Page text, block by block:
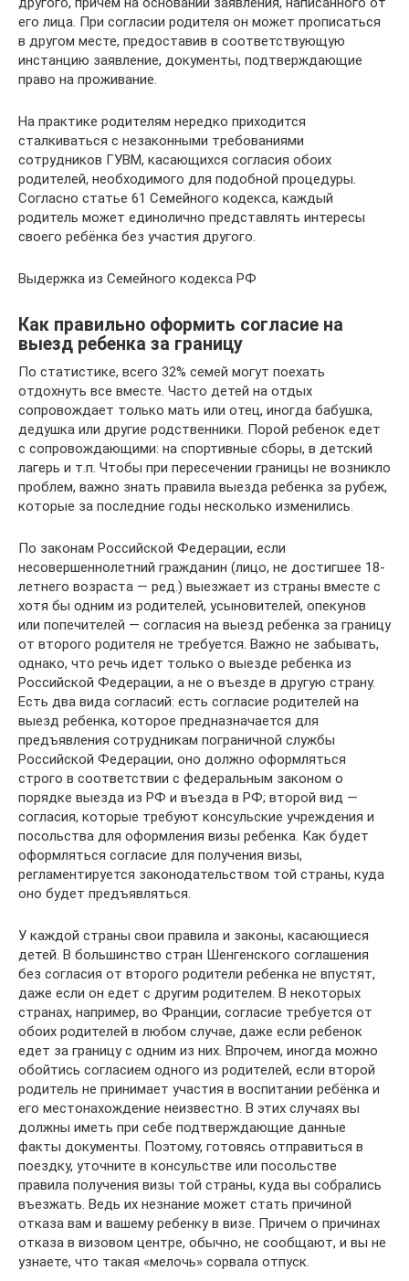
его лица. При согласии родителя он может прописаться
в другом месте, предоставив в соответствующую
инстанцию заявление, документы, подтверждающие
право на проживание.
На практике родителям нередко приходится
сталкиваться с незаконными требованиями
сотрудников ГУВМ, касающихся согласия обоих
родителей, необходимого для подобной процедуры.
Согласно статье 61 Семейного кодекса, каждый
родитель может единолично представлять интересы
своего ребёнка без участия другого.
Выдержка из Семейного кодекса РФ
Как правильно оформить согласие на
выезд ребенка за границу
По статистике, всего 32% семей могут поехать
отдохнуть все вместе. Часто детей на отдых
сопровождает только мать или отец, иногда бабушка,
дедушка или другие родственники. Порой ребенок едет
с сопровождающими: на спортивные сборы, в детский
лагерь и т.п. Чтобы при пересечении границы не возникло
проблем, важно знать правила выезда ребенка за рубеж,
которые за последние годы несколько изменились.
По законам Российской Федерации, если
несовершеннолетний гражданин (лицо, не достигшее 18-
летнего возраста — ред.) выезжает из страны вместе с
хотя бы одним из родителей, усыновителей, опекунов
или попечителей — согласия на выезд ребенка за границу
от второго родителя не требуется. Важно не забывать,
однако, что речь идет только о выезде ребенка из
Российской Федерации, а не о въезде в другую страну.
Есть два вида согласий: есть согласие родителей на
выезд ребенка, которое предназначается для
предъявления сотрудникам пограничной службы
Российской Федерации, оно должно оформляться
строго в соответствии с федеральным законом о
порядке выезда из РФ и въезда в РФ; второй вид —
согласия, которые требуют консульские учреждения и
посольства для оформления визы ребенка. Как будет
оформляться согласие для получения визы,
регламентируется законодательством той страны, куда
оно будет предъявляться.
У каждой страны свои правила и законы, касающиеся
детей. В большинство стран Шенгенского соглашения
без согласия от второго родители ребенка не впустят,
даже если он едет с другим родителем. В некоторых
странах, например, во Франции, согласие требуется от
обоих родителей в любом случае, даже если ребенок
едет за границу с одним из них. Впрочем, иногда можно
обойтись согласием одного из родителей, если второй
родитель не принимает участия в воспитании ребёнка и
его местонахождение неизвестно. В этих случаях вы
должны иметь при себе подтверждающие данные
факты документы. Поэтому, готовясь отправиться в
поездку, уточните в консульстве или посольстве
правила получения визы той страны, куда вы собрались
въезжать. Ведь их незнание может стать причиной
отказа вам и вашему ребенку в визе. Причем о причинах
отказа в визовом центре, обычно, не сообщают, и вы не
узнаете, что такая «мелочь» сорвала отпуск.